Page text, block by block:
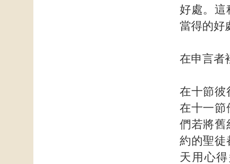
好處。這
當得的好
在申言者
在十節彼
在十一節
們若將舊
約的聖徒
天用心